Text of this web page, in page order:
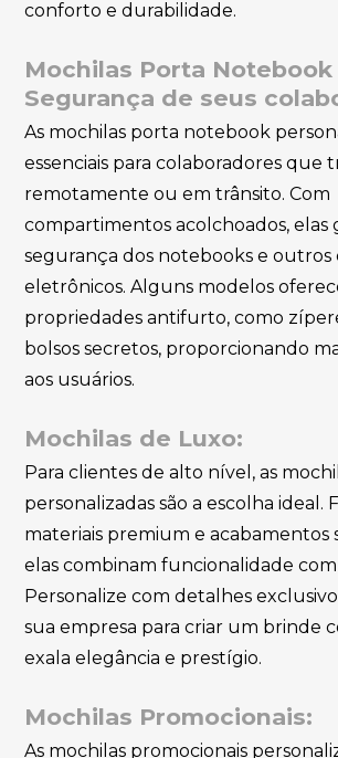
conforto e durabilidade.
Mochilas Porta Notebook
Segurança de seus
As mochilas porta notebook
essenciais para colaboradores que
remotamente ou em trânsito. Com
compartimentos acolchoados, elas
segurança dos notebooks e outros
eletrônicos. Alguns modelos
propriedades antifurto, como
bolsos secretos, proporcionando
aos usuários.
Mochilas de Luxo:
Para clientes de alto nível, as
personalizadas são a escolha ideal.
materiais premium e acabamentos
elas combinam funcionalidade com
Personalize com detalhes
sua empresa para criar um brinde
exala elegância e prestígio.
Mochilas Promocionais:
As mochilas promocionais